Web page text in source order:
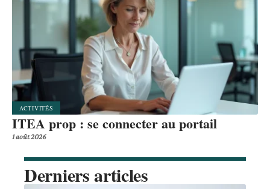
ACTIVITÉS
ITEA prop : se connecter au portail
1 août 2026
Derniers articles